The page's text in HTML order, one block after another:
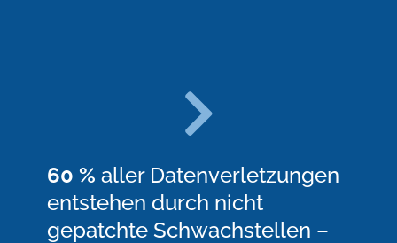
60 % aller Datenverletzungen
entstehen durch nicht
gepatchte Schwachstellen –